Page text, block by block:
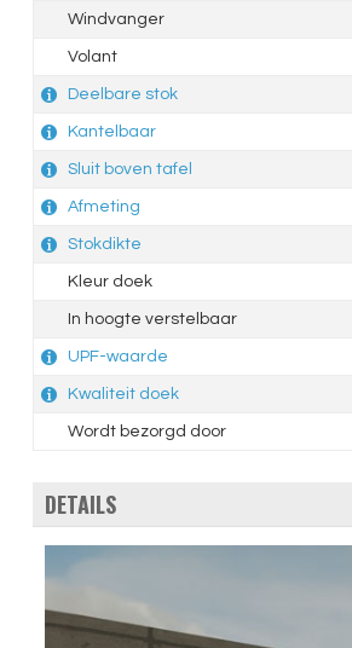
Windvanger
Volant
Deelbare stok
Kantelbaar
Sluit boven tafel
Afmeting
Stokdikte
Kleur doek
In hoogte verstelbaar
UPF-waarde
Kwaliteit doek
Wordt bezorgd door
DETAILS